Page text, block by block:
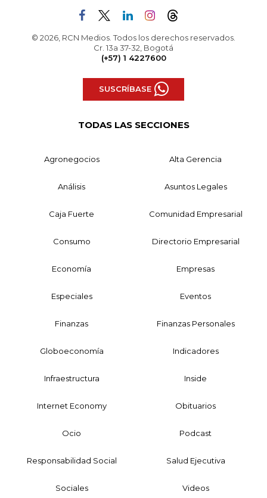
© 2026, RCN Medios. Todos los derechos reservados.
Cr. 13a 37-32, Bogotá
(+57) 1 4227600
SUSCRÍBASE
TODAS LAS SECCIONES
Agronegocios Alta Gerencia
Análisis Asuntos Legales
Caja Fuerte Comunidad Empresarial
Consumo Directorio Empresarial
Economía Empresas
Especiales Eventos
Finanzas Finanzas Personales
Globoeconomía Indicadores
Infraestructura Inside
Internet Economy Obituarios
Ocio Podcast
Responsabilidad Social Salud Ejecutiva
Sociales Videos